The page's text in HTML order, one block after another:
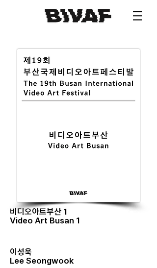
비디오아트부산 1
Video Art Busan 1
이성욱
Lee Seongwook